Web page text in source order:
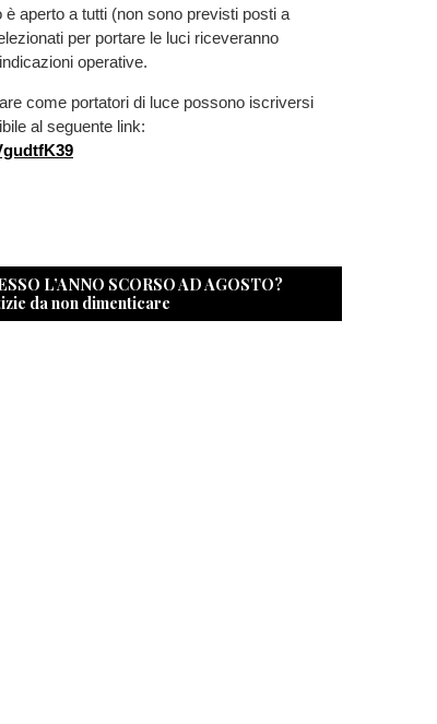
è aperto a tutti (non sono previsti posti a
per portare le luci riceveranno
operative.
come portatori di luce possono iscriversi
al seguente link:
L’ANNO SCORSO AD AGOSTO?
da non dimenticare